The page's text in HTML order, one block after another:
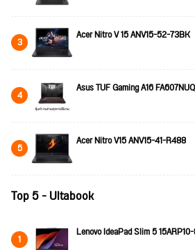
3 Acer Nitro V 15 ANV15-52-73BK
4 Asus TUF Gaming A16
5 Acer Nitro V15 ANV15-41-R488
Top 5 - Ultabook
1 Lenovo IdeaPad Slim 5